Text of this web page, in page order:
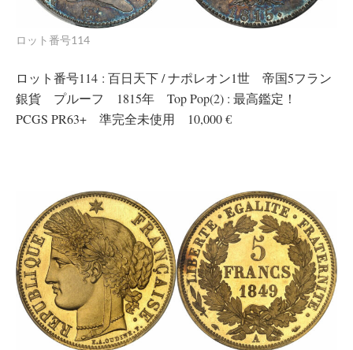
ロット番号114
ロット番号114 : 百日天下 / ナポレオン1世 帝国5フラン
銀貨 プルーフ 1815年 Top Pop(2) : 最高鑑定！
PCGS PR63+ 準完全未使用 10,000 €